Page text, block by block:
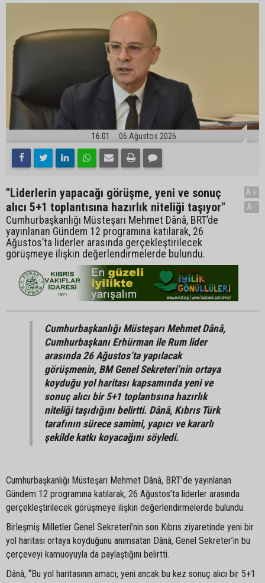
16:01 06 Ağustos 2026
"Liderlerin yapacağı görüşme, yeni ve sonuç
alıcı 5+1 toplantısına hazırlık niteliği taşıyor"
Cumhurbaşkanlığı Müsteşarı Mehmet Dânâ, BRT’de
yayınlanan Gündem 12 programına katılarak, 26
Ağustos’ta liderler arasında gerçekleştirilecek
görüşmeye ilişkin değerlendirmelerde bulundu.
A+
A-
Cumhurbaşkanlığı Müsteşarı Mehmet Dânâ,
Cumhurbaşkanı Erhürman ile Rum lider
arasında 26 Ağustos’ta yapılacak
görüşmenin, BM Genel Sekreteri’nin ortaya
koyduğu yol haritası kapsamında yeni ve
sonuç alıcı bir 5+1 toplantısına hazırlık
niteliği taşıdığını belirtti. Dânâ, Kıbrıs Türk
tarafının sürece samimi, yapıcı ve kararlı
şekilde katkı koyacağını söyledi.
Cumhurbaşkanlığı Müsteşarı Mehmet Dânâ, BRT’de yayınlanan
Gündem 12 programına katılarak, 26 Ağustos’ta liderler arasında
gerçekleştirilecek görüşmeye ilişkin değerlendirmelerde bulundu.
Birleşmiş Milletler Genel Sekreteri’nin son Kıbrıs ziyaretinde yeni bir
yol haritası ortaya koyduğunu anımsatan Dânâ, Genel Sekreter’in bu
çerçeveyi kamuoyuyla da paylaştığını belirtti.
Dânâ, “Bu yol haritasının amacı, yeni ancak bu kez sonuç alıcı bir 5+1